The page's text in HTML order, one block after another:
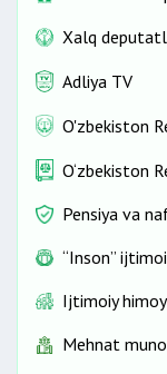
Xalq
Adliya TV
O'zbekiston
O‘zbekiston
Pensiya va
“Inson”
Ijtimoiy
Mehnat